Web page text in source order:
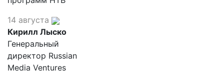
14 августа
Кирилл Лыско
Генеральный
директор Russian
Media Ventures